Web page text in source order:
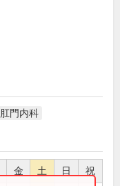
肛門内科
金 土 日 祝